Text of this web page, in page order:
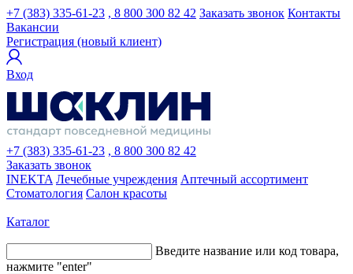
+7 (383) 335-61-23 , 8 800 300 82 42 Заказать звонок Контакты
Вакансии
Регистрация (новый клиент)
Вход
+7 (383) 335-61-23 , 8 800 300 82 42
Заказать звонок
INEKTA Лечебные учреждения Аптечный ассортимент
Стоматология Салон красоты
Каталог
Введите название или код товара,
нажмите "enter"